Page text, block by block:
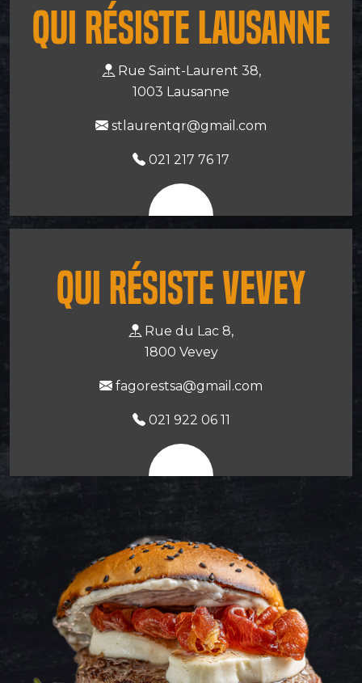
Qui Résiste Lausanne
Rue Saint-Laurent 38,
1003 Lausanne
stlaurentqr@gmail.com
021 217 76 17
Qui Résiste vevey
Rue du Lac 8,
1800 Vevey
fagorestsa@gmail.com
021 922 06 11